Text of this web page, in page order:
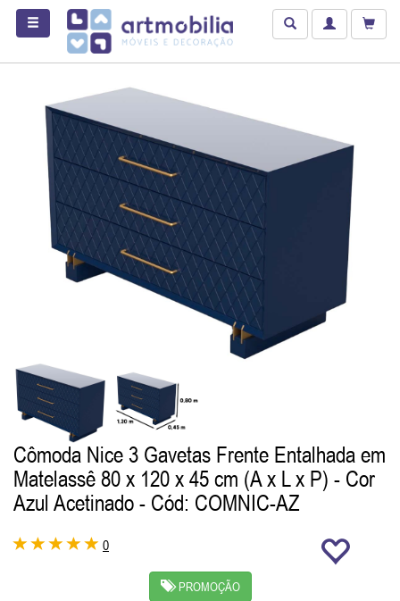
Cômoda Nice 3 Gavetas Frente Entalhada em
Matelassê 80 x 120 x 45 cm (A x L x P) - Cor
Azul Acetinado - Cód: COMNIC-AZ
0
PROMOÇÃO